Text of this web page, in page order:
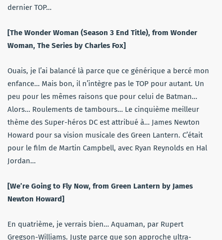
dernier TOP…
[The Wonder Woman (Season 3 End Title), from Wonder
Woman, The Series by Charles Fox]
Ouais, je l’ai balancé là parce que ce générique a bercé mon
enfance… Mais bon, il n’intègre pas le TOP pour autant. Un
peu pour les mêmes raisons que pour celui de Batman…
Alors… Roulements de tambours… Le cinquième meilleur
thème des Super-héros DC est attribué à… James Newton
Howard pour sa vision musicale des Green Lantern. C’était
pour le film de Martin Campbell, avec Ryan Reynolds en Hal
Jordan…
[We’re Going to Fly Now, from Green Lantern by James
Newton Howard]
En quatrième, je verrais bien… Aquaman, par Rupert
Gregson-Williams. Juste parce que son approche ultra-